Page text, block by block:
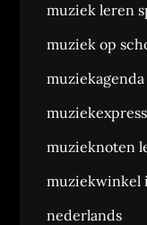
muziek leren
muziek op
muziekagenda
muziekexpress
muzieknoten
muziekwinkel
nederlands